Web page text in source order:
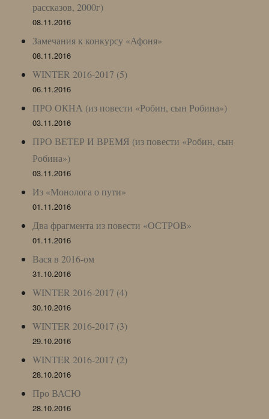
рассказов, 2000г)
08.11.2016
Замечания к конкурсу «Афоня»
08.11.2016
WINTER 2016-2017 (5)
06.11.2016
ПРО ОКНА (из повести «Робин, сын Робина»)
03.11.2016
ПРО ВЕТЕР И ВРЕМЯ (из повести «Робин, сын
Робина»)
03.11.2016
Из «Монолога о пути»
01.11.2016
Два фрагмента из повести «ОСТРОВ»
01.11.2016
Вася в 2016-ом
31.10.2016
WINTER 2016-2017 (4)
30.10.2016
WINTER 2016-2017 (3)
29.10.2016
WINTER 2016-2017 (2)
28.10.2016
Про ВАСЮ
28.10.2016